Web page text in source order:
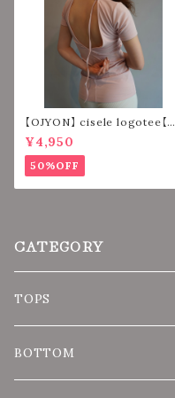
【OJYON】 cisele logotee【PI
NK】
¥4,950
50%OFF
CATEGORY
TOPS
BOTTOM